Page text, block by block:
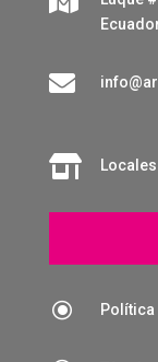

 Locales
\ Política